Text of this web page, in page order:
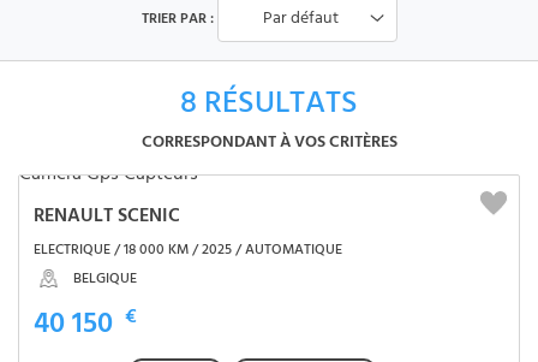
8 RÉSULTATS
CORRESPONDANT À VOS CRITÈRES
TRIER PAR : Par défaut
RENAULT SCENIC
ELECTRIQUE / 18 000 KM / 2025 / AUTOMATIQUE
BELGIQUE
40 150 €